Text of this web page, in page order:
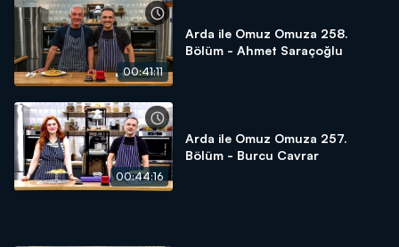
00:41:11
Arda ile Omuz Omuza 258.
Bölüm - Ahmet Saraçoğlu
00:44:16
Arda ile Omuz Omuza 257.
Bölüm - Burcu Cavrar